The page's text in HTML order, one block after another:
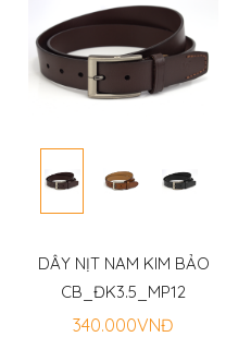
DÂY NỊT NAM KIM BẢO
CB_ĐK3.5_MP12
340.000VNĐ